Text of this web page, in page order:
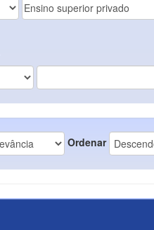
Ordenar